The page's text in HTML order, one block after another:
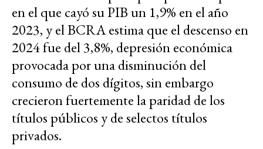
en el que cayó su PIB un 1,9% en el año
2023, y el BCRA estima que el descenso en
2024 fue del 3,8%, depresión económica
provocada por una disminución del
consumo de dos dígitos, sin embargo
crecieron fuertemente la paridad de los
títulos públicos y de selectos títulos
privados.